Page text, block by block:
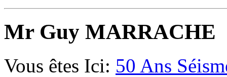
Mr Guy MARRACHE
Vous êtes Ici: 50 Ans